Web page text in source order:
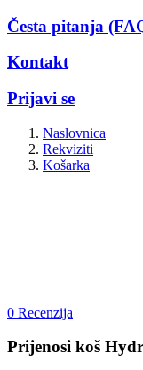
Česta pitanja
Kontakt
Prijavi se
Naslovnica
Rekviziti
Košarka
0 Recenzija
Prijenosi koš